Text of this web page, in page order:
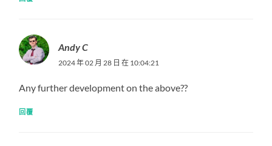
Andy C
2024 年 02 月 28 日 在 10:04:21
Any further development on the above??
回覆